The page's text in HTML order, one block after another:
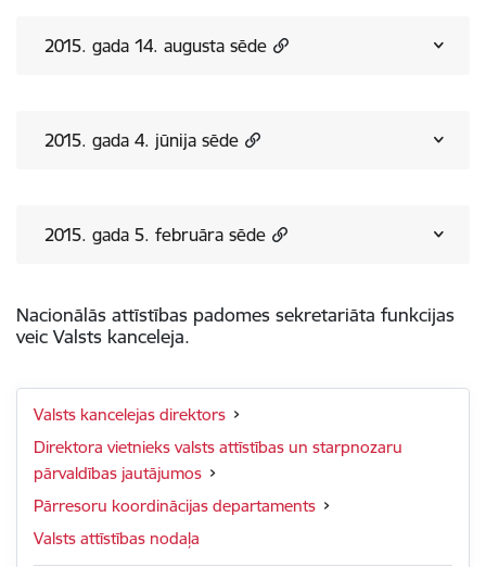
2015. gada 14. augusta sēde
2015. gada 4. jūnija sēde
2015. gada 5. februāra sēde
Nacionālās attīstības padomes sekretariāta funkcijas
veic Valsts kanceleja.
Valsts kancelejas direktors
Direktora vietnieks valsts attīstības un starpnozaru
pārvaldības jautājumos
Pārresoru koordinācijas departaments
Valsts attīstības nodaļa